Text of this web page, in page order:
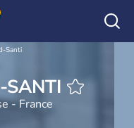
Santi
SANTI
- France